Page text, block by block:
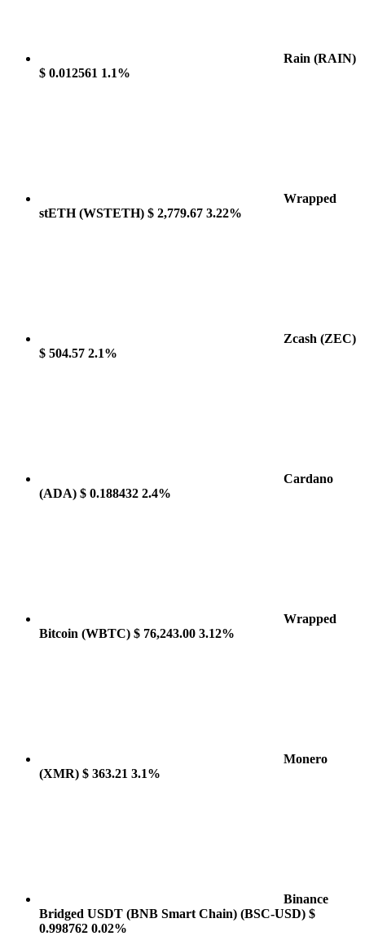
Rain (RAIN)
$ 0.012561 1.1%
Wrapped
stETH(WSTETH) $ 2,779.67 3.22%
Zcash (ZEC)
$ 504.57 2.1%
Cardano
(ADA) $ 0.188432 2.4%
Wrapped
Bitcoin (WBTC) $ 76,243.00 3.12%
Monero
(XMR) $ 363.21 3.1%
Binance
Bridged USDT (BNB Smart Chain) (BSC-USD) $
0.998762 0.02%